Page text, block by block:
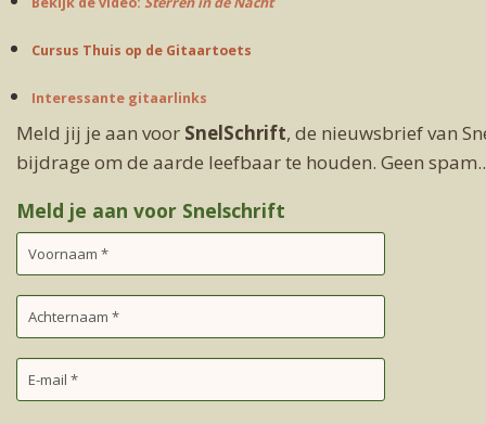
Cursus Thuis op de Gitaartoets
Interessante gitaarlinks
Meld jij je aan voor SnelSchrift, de nieuwsbrief van
bijdrage om de aarde leefbaar te houden. Geen
Meld je aan voor Snelschrift